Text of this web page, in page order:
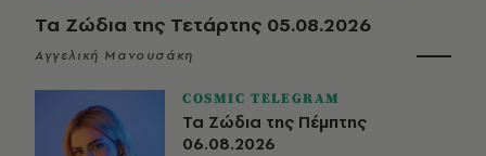
Τα Ζώδια της Τετάρτης 05.08.2026
Αγγελική Μανουσάκη
COSMIC TELEGRAM
Τα Ζώδια της Πέμπτης
06.08.2026